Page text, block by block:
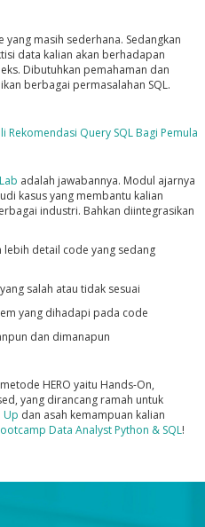
masih sederhana. Sedangkan
data kalian akan berhadapan
Dibutuhkan pemahaman dan
berbagai permasalahan SQL.
Rekomendasi Query SQL Bagi Pemula
adalah jawabannya. Modul ajarnya
kasus yang membantu kalian
industri. Bahkan diintegrasikan
lebih detail code yang sedang
salah atau tidak sesuai
yang dihadapi pada code
dan dimanapun
HERO yaitu Hands-On,
yang dirancang ramah untuk
Up dan asah kemampuan kalian
Data Analyst Python & SQL!